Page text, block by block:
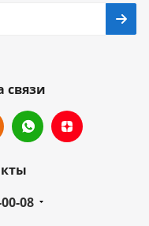
связи
08